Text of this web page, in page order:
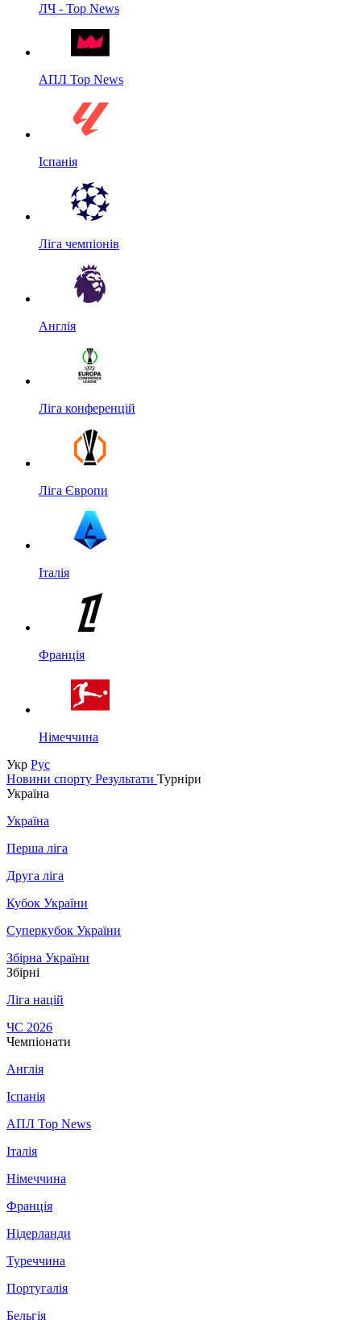
ЛЧ - Top News
АПЛ Top News
Іспанія
Ліга чемпіонів
Англія
Ліга конференцій
Ліга Європи
Італія
Франція
Німеччина
Укр Рус
Новини спорту Результати Турніри
Україна
Україна
Перша ліга
Друга ліга
Кубок України
Суперкубок України
Збірна України
Збірні
Ліга націй
ЧС 2026
Чемпіонати
Англія
Іспанія
АПЛ Top News
Італія
Німеччина
Франція
Нідерланди
Туреччина
Португалія
Бельгія